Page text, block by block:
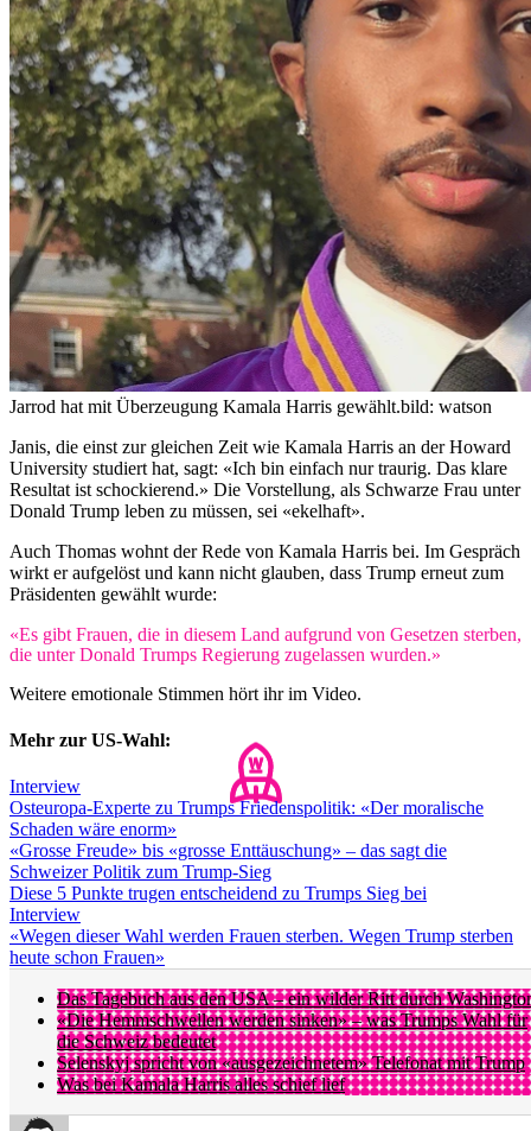
Jarrod hat mit Überzeugung Kamala Harris gewählt.bild: watson
Janis, die einst zur gleichen Zeit wie Kamala Harris an der Howard
University studiert hat, sagt: «Ich bin einfach nur traurig. Das klare
Resultat ist schockierend.» Die Vorstellung, als Schwarze Frau unter
Donald Trump leben zu müssen, sei «ekelhaft».
Auch Thomas wohnt der Rede von Kamala Harris bei. Im Gespräch
wirkt er aufgelöst und kann nicht glauben, dass Trump erneut zum
Präsidenten gewählt wurde:
«Es gibt Frauen, die in diesem Land aufgrund von Gesetzen sterben,
die unter Donald Trumps Regierung zugelassen wurden.»
Weitere emotionale Stimmen hört ihr im Video.
Mehr zur US-Wahl:
Interview
Osteuropa-Experte zu Trumps Friedenspolitik: «Der moralische
Schaden wäre enorm»
«Grosse Freude» bis «grosse Enttäuschung» – das sagt die
Schweizer Politik zum Trump-Sieg
Diese 5 Punkte trugen entscheidend zu Trumps Sieg bei
Interview
«Wegen dieser Wahl werden Frauen sterben. Wegen Trump sterben
heute schon Frauen»
Das Tagebuch aus den USA – ein wilder Ritt durch
«Die Hemmschwellen werden sinken» – was Trumps Wahl für
die Schweiz bedeutet
Selenskyj spricht von «ausgezeichnetem» Telefonat mit Trump
Was bei Kamala Harris alles schief lief